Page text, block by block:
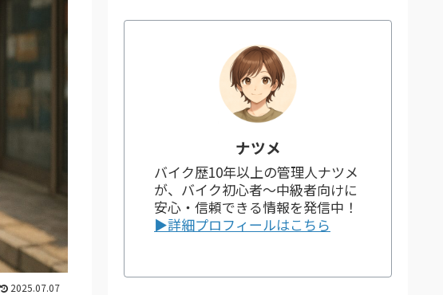
2025.07.07
ナツメ
バイク歴10年以上の管理人ナツメ
が、バイク初心者～中級者向けに
安心・信頼できる情報を発信中！
▶詳細プロフィールはこちら